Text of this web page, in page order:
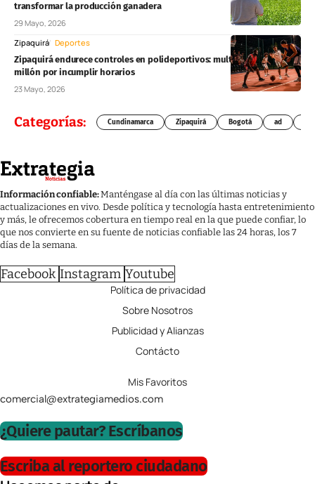
transformar la producción ganadera
29 Mayo, 2026
Zipaquirá Deportes
Zipaquirá endurece controles en polideportivos: multas superarían $1
millón por incumplir horarios
23 Mayo, 2026
Categorías: Cundinamarca Zipaquirá Bogotá ad
Información confiable:Manténgase al día con las últimas noticias y
actualizaciones en vivo. Desde política y tecnología hasta entretenimiento
y más, le ofrecemos cobertura en tiempo real en la que puede confiar, lo
que nos convierte en su fuente de noticias confiable las 24 horas, los 7
días de la semana.
Facebook Instagram Youtube
Política de privacidad
Sobre Nosotros
Publicidad y Alianzas
Contácto
Mis Favoritos
comercial@extrategiamedios.com
¿Quiere pautar? Escríbanos
Escriba al reportero ciudadano